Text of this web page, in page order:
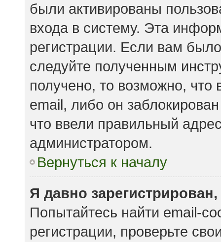
были активированы
входа в систему. Эта
регистрации. Если вам
следуйте полученным
получено, то возможно,
email, либо он
что ввели правильный
администратором.
Вернуться к началу
Я давно
Попытайтесь найти email-
регистрации, проверьте